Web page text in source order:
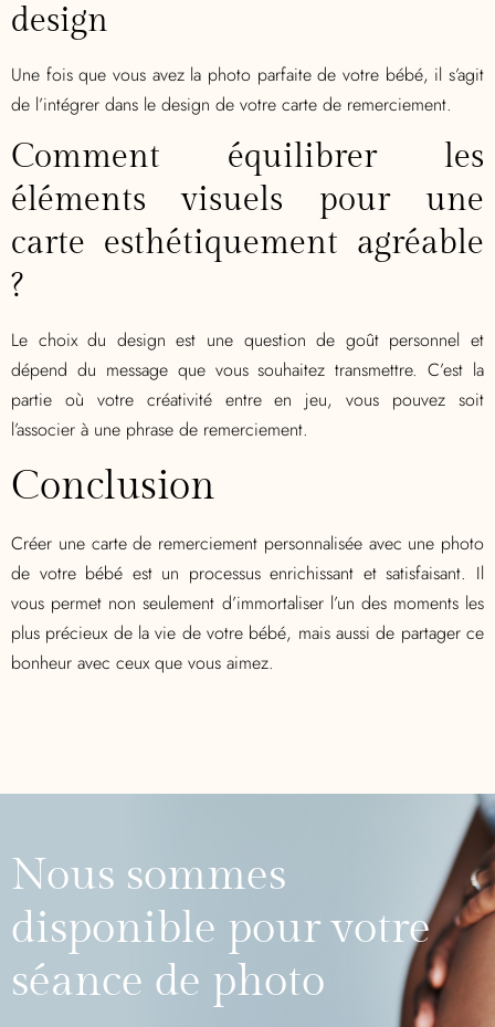
design
Une fois que vous avez la photo parfaite de votre bébé, il s’agit
de l’intégrer dans le design de votre carte de remerciement.
Comment équilibrer les
éléments visuels pour une
carte esthétiquement agréable
?
Le choix du design est une question de goût personnel et
dépend du message que vous souhaitez transmettre. C’est la
partie où votre créativité entre en jeu, vous pouvez soit
l’associer à une phrase de remerciement.
Conclusion
Créer une carte de remerciement personnalisée avec une photo
de votre bébé est un processus enrichissant et satisfaisant. Il
vous permet non seulement d’immortaliser l’un des moments les
plus précieux de la vie de votre bébé, mais aussi de partager ce
bonheur avec ceux que vous aimez.
Nous sommes
disponible pour votre
séance de photo